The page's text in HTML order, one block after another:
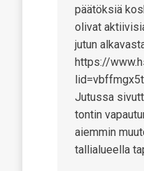
päätöksiä
olivat
jutun
https://
Jutussa
tontin
aiemmin
tallialueella